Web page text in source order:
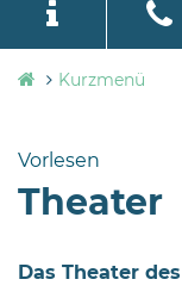
Bramstedt
Bleeck 15-
Bramstedt
language
Kurzmenü
Vorlesen
Theater
Das Theater